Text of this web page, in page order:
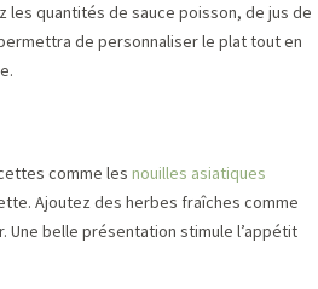
les quantités de sauce poisson, de jus de
de personnaliser le plat tout en
comme les nouilles asiatiques
Ajoutez des herbes fraîches comme
Une belle présentation stimule l’appétit